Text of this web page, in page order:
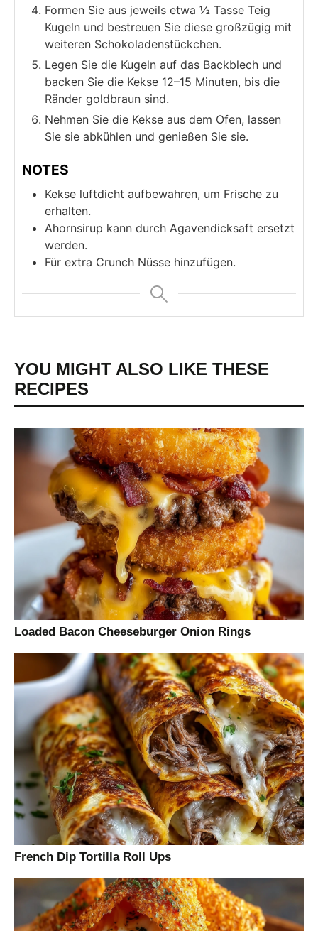
Formen Sie aus jeweils etwa ½ Tasse Teig
Kugeln und bestreuen Sie diese großzügig mit
weiteren Schokoladenstückchen.
Legen Sie die Kugeln auf das Backblech und
backen Sie die Kekse 12–15 Minuten, bis die
Ränder goldbraun sind.
Nehmen Sie die Kekse aus dem Ofen, lassen
Sie sie abkühlen und genießen Sie sie.
NOTES
Kekse luftdicht aufbewahren, um Frische zu
erhalten.
Ahornsirup kann durch Agavendicksaft ersetzt
werden.
Für extra Crunch Nüsse hinzufügen.
YOU MIGHT ALSO LIKE THESE
RECIPES
Loaded Bacon Cheeseburger Onion Rings
French Dip Tortilla Roll Ups